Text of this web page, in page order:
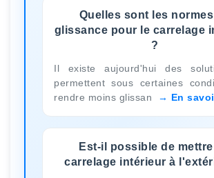
Quelles sont les
glissance pour le carrelage
?
Il existe aujourd'hui des
permettent sous certaines
rendre moins glissan
En
Est-il possible de
carrelage intérieur à